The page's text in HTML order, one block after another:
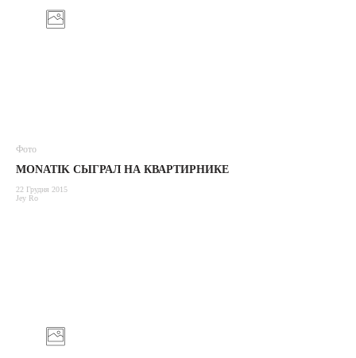
Фото
MONATIK СЫГРАЛ НА КВАРТИРНИКЕ
22 Грудня 2015
Jey Ro